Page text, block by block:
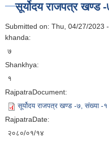
सूर्योदय राजपत्र खण्ड
Submitted on: Thu, 04/27/2023
khanda:
७
Shankhya:
१
RajpatraDocument:
सूर्योदय राजपत्र खण्ड -७, संख्या -१
RajpatraDate:
२०८०/०१/१४